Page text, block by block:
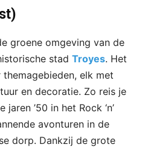
groene omgeving van de
stad Troyes. Het
elk met
en decoratie. Zo reis je
’50 in het Rock ‘n’
avonturen in de
dorp. Dankzij de grote